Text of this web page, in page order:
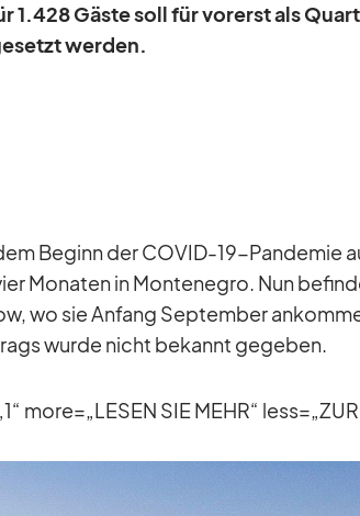
1.428 Gäste soll für vor­erst als
wer­den.
Be­ginn der CO­VID-19-Pan­de­mie
Mo­na­ten in Mon­te­ne­gro. Nun
wo sie An­fang Sep­tem­ber
wurde nicht be­kannt ge­ge­ben.
more=„LESEN SIE MEHR“